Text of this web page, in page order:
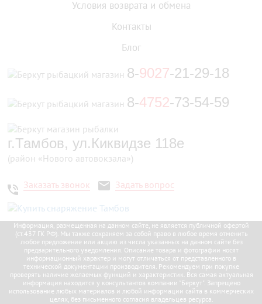
Условия возврата и обмена
Контакты
Блог
8-9027-21-29-18
8-4752-73-54-59
г.Тамбов, ул.Киквидзе 118е
(район «Нового автовокзала»)
Заказать звонок Задать вопрос
Информация, размещенная на данном сайте, не является публичной офертой
(ст.437 ГК РФ). Мы также сохраняем за собой право в любое время отменить
любое предложение или акцию из числа указанных на данном сайте без
предварительного уведомления. Описание товара и фотографии носят
информационный характер и могут отличаться от представленного в
технической документации производителя. Рекомендуем при покупке
проверять наличие желаемых функций и характеристик. Вся самая актуальная
информация находится у консультантов компании "Беркут". Запрещено
использование любых материалов и любой информации сайта в коммерческих
целях, без письменного согласия владельцев ресурса.